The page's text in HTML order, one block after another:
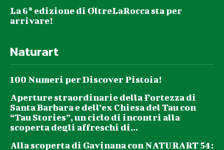
La 6ª edizione di OltreLaRocca sta per
arrivare!
Naturart
100 Numeri per Discover Pistoia!
Aperture straordinarie della Fortezza di
Santa Barbara e dell’ex Chiesa del Tau con
“Tau Stories”, un ciclo di incontri alla
scoperta degli affreschi di...
Alla scoperta di Gavinana con NATURART 54: